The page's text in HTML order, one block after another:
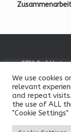
CTM GmbH•
©
Impressum/
We use cookies
relevant
and repeat
the use of ALL
"Cookie